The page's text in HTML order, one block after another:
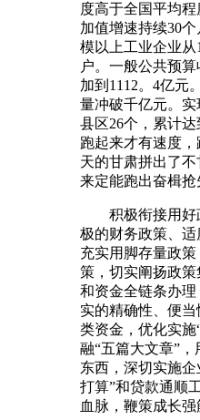
度高于全国平均
加值增速持续30
模以上工业企业从
户。一般公共预
加到1112。4亿元
量冲破千亿元。
县区26个，累计达
跑起来才有速度
天的甘肃拼出了
来定能跑出奋楫抢
积极衔接用好
极的财务政策、适
充实用脚存量政
策，切实阐扬政策
和资金全链条办理
实的精确性、便
类资金，优化实施
融“五篇大文章”
东西，深切实施
打算”和贷款通顺
血脉，鞭策成长强